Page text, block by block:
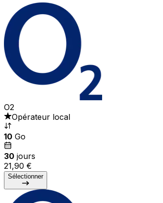
O2
Opérateur local
10 Go
30 jours
21,90 €
Sélectionner